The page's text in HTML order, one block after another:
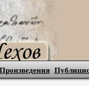
Произведения